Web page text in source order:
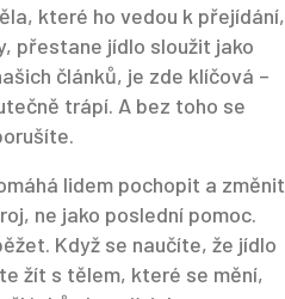
které ho vedou k přejídání,
přestane jídlo sloužit jako
článků, je zde klíčová –
trápí. A bez toho se
lidem pochopit a změnit
ne jako poslední pomoc.
Když se naučíte, že jídlo
žít s tělem, které se mění,